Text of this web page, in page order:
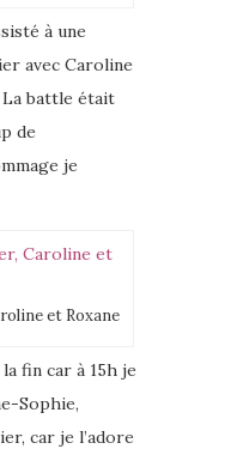
à une
avec Caroline
La battle était
de
je
et Roxane
fin car à 15h je
Sophie,
car je l’adore